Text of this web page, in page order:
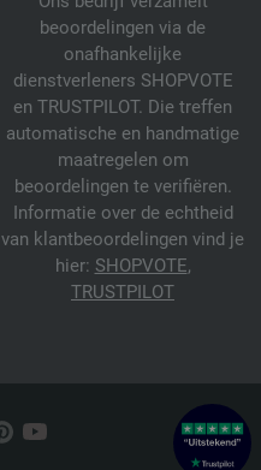
beoordelingen via de
onafhankelijke
dienstverleners SHOPVOTE
en TRUSTPILOT. Die treffen
automatische en handmatige
maatregelen om
beoordelingen te verifiëren.
Informatie over de echtheid
van klantbeoordelingen vind je
hier: SHOPVOTE,
TRUSTPILOT